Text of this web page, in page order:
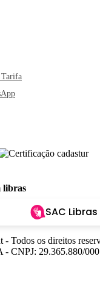
Tarifa
libras
SAC Libras
Todos os direitos
CNPJ: 29.365.880/